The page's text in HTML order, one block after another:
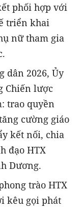
phối hợp với
triển khai
nữ tham gia
dân 2026, Ủy
Chiến lược
trao quyền
cường giáo
kết nối, chia
đạo HTX
Dương.
trào HTX
kêu gọi phát